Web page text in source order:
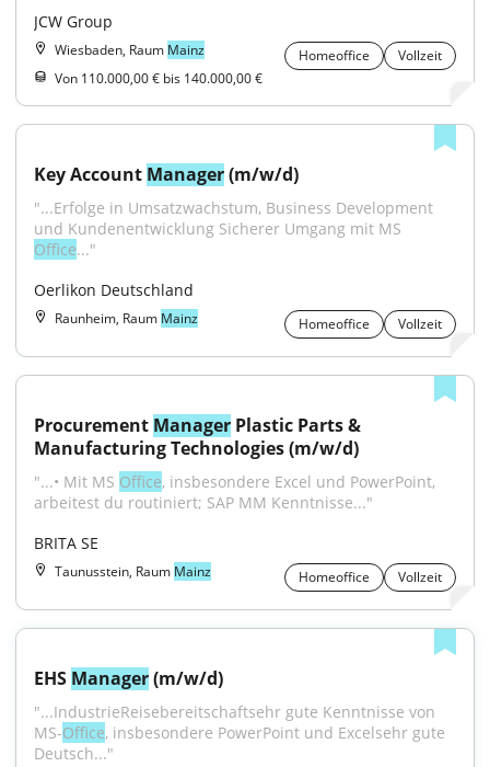
JCW Group
Wiesbaden, Raum Mainz Homeoffice
Vollzeit
Von 110.000,00 € bis 140.000,00 €
Key Account Manager (m/w/d)
"...Erfolge in Umsatzwachstum, Business Development
Office..."
Oerlikon Deutschland
Raunheim, Raum Mainz Homeoffice Vollzeit
Procurement Manager Plastic Parts &
Manufacturing Technologies (m/w/d)
"...• Mit MS Office, insbesondere Excel und PowerPoint,
arbeitest du routiniert; SAP MM Kenntnisse..."
BRITA SE
Taunusstein, Raum Mainz Homeoffice Vollzeit
EHS Manager (m/w/d)
"...IndustrieReisebereitschaftsehr gute Kenntnisse von
MS-Office, insbesondere PowerPoint und Excelsehr gute
Deutsch..."